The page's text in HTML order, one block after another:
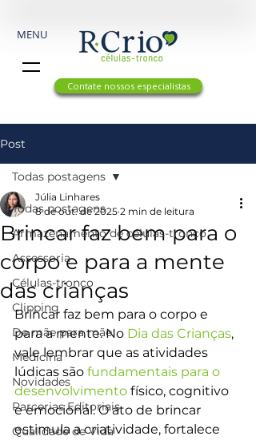
MENU
Contate nossos especialistas
Post
Todas postagens
Armazenamento de células-tronco
Assessoria
Células-tronco
Clipping
De mãe para mãe
Medicina
Novidades
Parcerias Editoriais
Qualidade de Vida
Todas postagens
Brincar faz bem para o
corpo e para a mente
das crianças
Júlia Linhares
8 de out. de 2025 2 min de leitura
Brincar faz bem para o corpo e
para a mente. No Dia das Crianças,
vale lembrar que as atividades
lúdicas são fundamentais para o
desenvolvimento físico, cognitivo
e emocional. O ato de brincar
estimula a criatividade, fortalece